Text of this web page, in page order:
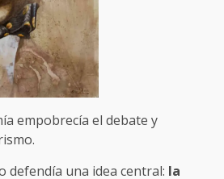
empobrecía el debate y
defendía una idea central: la